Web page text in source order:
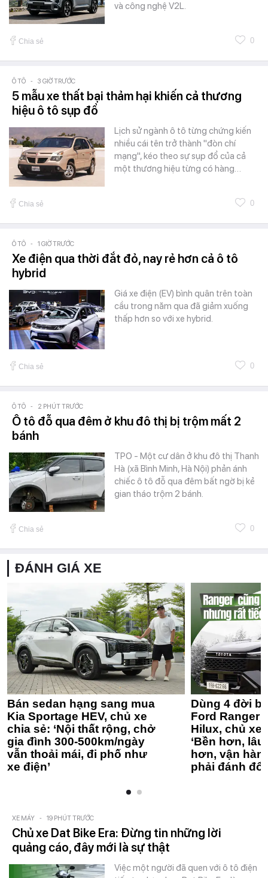
và công nghệ V2L.
Chia sẻ 0
Ô TÔ - 3 GIỜ TRƯỚC
5 mẫu xe thất bại thảm hại khiến cả thương
hiệu ô tô sụp đổ
Lịch sử ngành ô tô từng chứng kiến
nhiều cái tên trở thành "đòn chí
mạng", kéo theo sự sụp đổ của cả
một thương hiệu từng có hàng…
Chia sẻ 0
Ô TÔ - 1 GIỜ TRƯỚC
Xe điện qua thời đắt đỏ, nay rẻ hơn cả ô tô
hybrid
Giá xe điện (EV) bình quân trên toàn
cầu trong năm qua đã giảm xuống
thấp hơn so với xe hybrid.
Chia sẻ 0
Ô TÔ - 2 PHÚT TRƯỚC
Ô tô đỗ qua đêm ở khu đô thị bị trộm mất 2
bánh
TPO - Một cư dân ở khu đô thị Thanh
Hà (xã Bình Minh, Hà Nội) phản ánh
chiếc ô tô đỗ qua đêm bất ngờ bị kẻ
gian tháo trộm 2 bánh.
Chia sẻ 0
ĐÁNH GIÁ XE
Bán sedan hạng sang mua
Kia Sportage HEV, chủ xe
chia sẻ: ‘Nội thất rộng, chở
gia đình 300-500km/ngày
vẫn thoải mái, đi phố như
xe điện’
Dùng 4 đời
Ford Ranger
Hilux, chủ xe
‘Bền hơn,
hơn, vận
phải đánh
XE MÁY - 19 PHÚT TRƯỚC
Chủ xe Dat Bike Era: Đừng tin những lời
quảng cáo, đây mới là sự thật
Việc một người đã quen với ô tô điện